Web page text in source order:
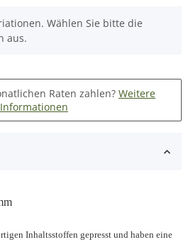
Wählen Sie bitte die
aus.
Raten zahlen? Weitere
Informationen
Inhaltsstoffen gepresst und haben eine